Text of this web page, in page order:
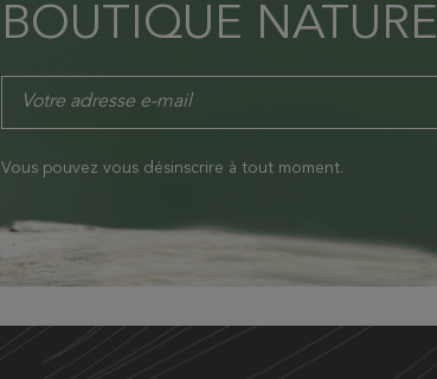
BOUTIQUE NATURE
Vous pouvez vous désinscrire à tout moment.